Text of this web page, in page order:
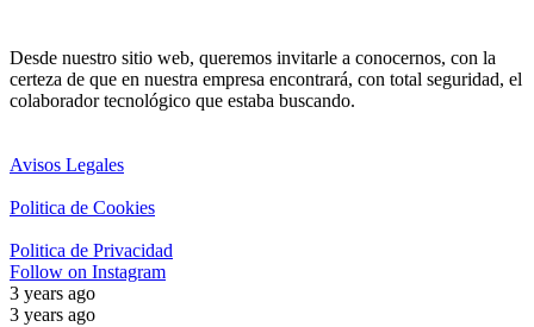
Desde nuestro sitio web, queremos invitarle a conocernos, con la
certeza de que en nuestra empresa encontrará, con total seguridad, el
colaborador tecnológico que estaba buscando.
Avisos Legales
Politica de Cookies
Politica de Privacidad
Follow on Instagram
3 years ago
3 years ago